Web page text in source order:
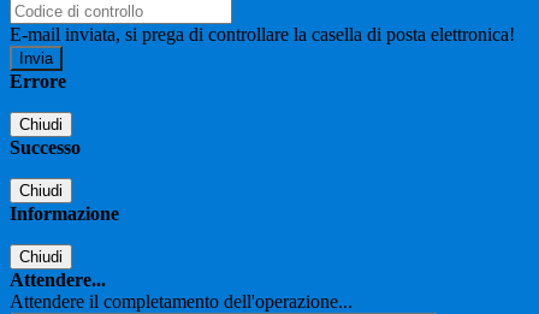
E-mail inviata, si prega di controllare la casella di posta elettronica!
Errore
Chiudi
Successo
Chiudi
Informazione
Chiudi
Attendere...
Attendere il completamento dell'operazione...